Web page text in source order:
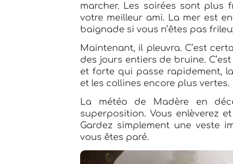
marcher. Les soirées sont
votre meilleur ami. La mer est
baignade si vous n’êtes pas
Maintenant, il pleuvra. C’est
des jours entiers de bruine.
et forte qui passe rapidement,
et les collines encore plus vertes.
La météo de Madère en
superposition. Vous enlèverez
Gardez simplement une veste
vous êtes paré.